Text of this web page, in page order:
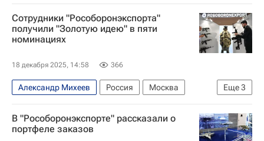
Россия
Александр Потапов
Рособоронэкспорт
Сотрудники "Рособоронэкспорта"
получили "Золотую идею" в пяти
номинациях
18 декабря 2025, 14:58 366
Еще3
Александр Михеев Россия
Москва
Рособоронэкспорт
Ростех
Федеральная служба по военно-техническому сотрудничеству (ФСВТС России)
В "Рособоронэкспорте" рассказали о
портфеле заказов